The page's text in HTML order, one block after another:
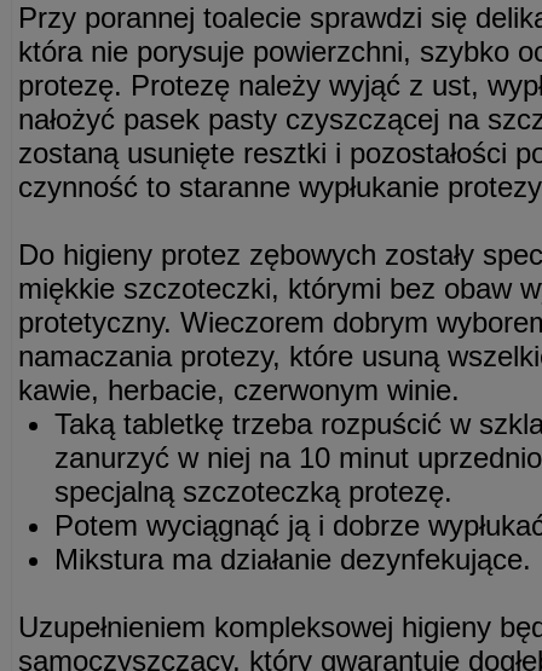
Przy porannej toalecie sprawdzi się
która nie porysuje powierzchni, szybko
protezę. Protezę należy wyjąć z ust,
nałożyć pasek pasty czyszczącej na
zostaną usunięte resztki i pozostałości
czynność to staranne wypłukanie
Do higieny protez zębowych zostały
miękkie szczoteczki, którymi bez obaw
protetyczny. Wieczorem dobrym
namaczania protezy, które usuną
kawie, herbacie, czerwonym winie.
Taką tabletkę trzeba rozpuścić w
zanurzyć w niej na 10 minut
specjalną szczoteczką protezę.
Potem wyciągnąć ją i dobrze
Mikstura ma działanie dezynfekujące.
Uzupełnieniem kompleksowej higieny
samoczyszczący, który gwarantuje